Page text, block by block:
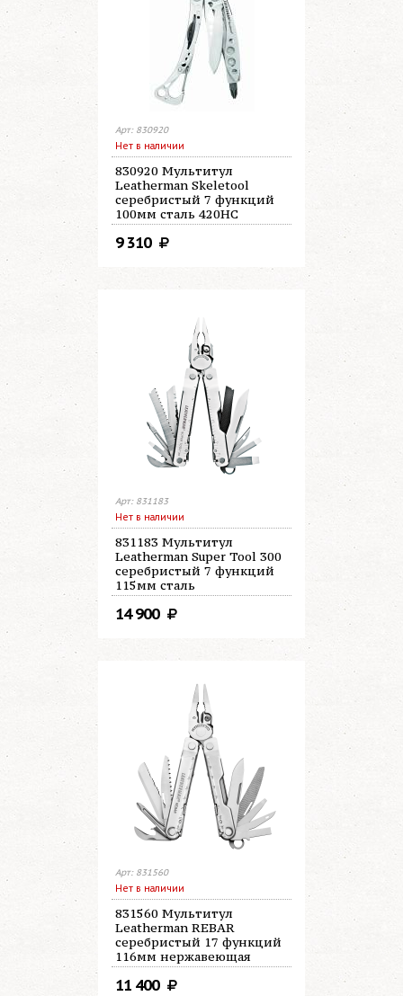
Арт: 830920
Нет в наличии
830920 Мультитул
Leatherman Skeletool
серебристый 7 функций
100мм сталь 420НС
9 310
Арт: 831183
Нет в наличии
831183 Мультитул
Leatherman Super Tool 300
серебристый 7 функций
115мм сталь
14 900
Арт: 831560
Нет в наличии
831560 Мультитул
Leatherman REBAR
серебристый 17 функций
116мм нержавеющая
сталь
11 400